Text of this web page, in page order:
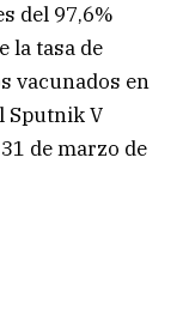
del 97,6%
la tasa de
vacunados en
Sputnik V
de marzo de